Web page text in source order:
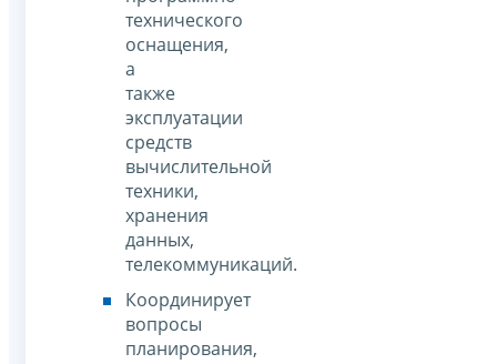
технического
оснащения,
а
также
эксплуатации
средств
вычислительной
техники,
хранения
данных,
телекоммуникаций.
Координирует
вопросы
планирования,